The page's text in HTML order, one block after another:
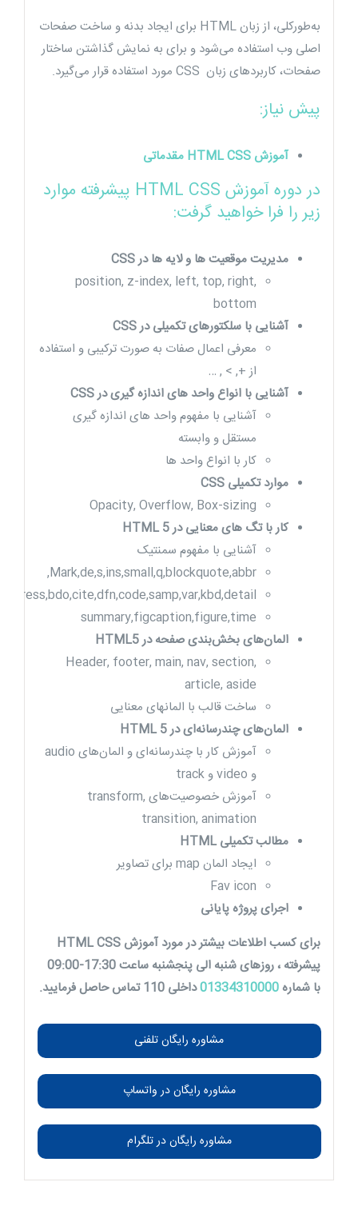
به‌طورکلی، از زبان HTML برای ایجاد بدنه و ساخت صفحات
اصلی وب استفاده می‌شود و برای به نمایش گذاشتن ساختار
صفحات، کاربرد‌های زبان CSS مورد استفاده قرار می‌گیرد.
پیش نیاز:
آموزش HTML CSS مقدماتی
در دوره آموزش HTML CSS پیشرفته موارد
زیر را فرا خواهید گرفت:
مدیریت موقعیت ها و لایه ها در CSS
position, z-index, left, top, right,
bottom
آشنایی با سلکتورهای تکمیلی در CSS
معرفی اعمال صفات به صورت ترکیبی و استفاده
از +, > , …
آشنایی با انواع واحد های اندازه گیری در CSS
آشنایی با مفهوم واحد های اندازه گیری
مستقل و وابسته
کار با انواع واحد ها
موارد تکمیلی CSS
Opacity, Overflow, Box-sizing
کار با تگ های معنایی در HTML 5
آشنایی با مفهوم سمنتیک
Mark,de,s,ins,small,q,blockquote,abbr,
address,bdo,cite,dfn,code,samp,var,kbd,detail,
summary,figcaption,figure,time
المان‌های بخش‌بندی صفحه در HTML5
Header, footer, main, nav, section,
article, aside
ساخت قالب با المانهای معنایی
المان‌های چندرسانه‌ای در HTML 5
آموزش کار با چندرسانه‌ای و المان‌های audio
و video و track
آموزش خصوصیت‌های transform,
transition, animation
مطالب تکمیلی HTML
ایجاد المان map برای تصاویر
Fav icon
اجرای پروژه پایانی
برای کسب اطلاعات بیشتر در مورد آموزش HTML CSS
پیشرفته ، روزهای شنبه الی پنجشنبه ساعت 17:30-09:00
با شماره01334310000داخلی 110 تماس حاصل فرمایید.
مشاوره رایگان تلفنی
مشاوره رایگان در واتساپ
مشاوره رایگان در تلگرام